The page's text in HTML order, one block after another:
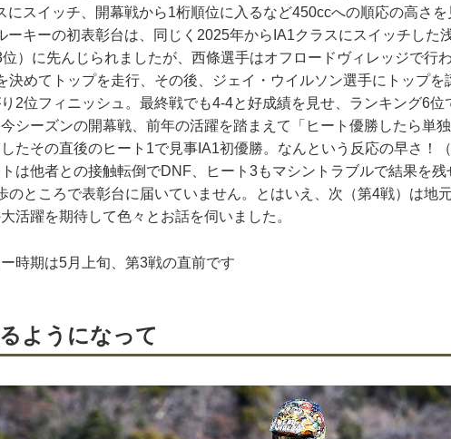
にスイッチ、開幕戦から1桁順位に入るなど450ccへの順応の高さを
ーキーの初表彰台は、同じく2025年からIA1クラスにスイッチした
）に先んじられましたが、西條選手はオフロードヴィレッジで行
決めてトップを走行、その後、ジェイ・ウイルソン選手にトップを
2位フィニッシュ。最終戦でも4-4と好成績を見せ、ランキング6位
シーズンの開幕戦、前年の活躍を踏まえて「ヒート優勝したら単
たその直後のヒート1で見事IA1初優勝。なんという反応の早さ！
は他者との接触転倒でDNF、ヒート3もマシントラブルで結果を
のところで表彰台に届いていません。とはいえ、次（第4戦）は地元
活躍を期待して色々とお話を伺いました。
時期は5月上旬、第3戦の直前です
ようになって